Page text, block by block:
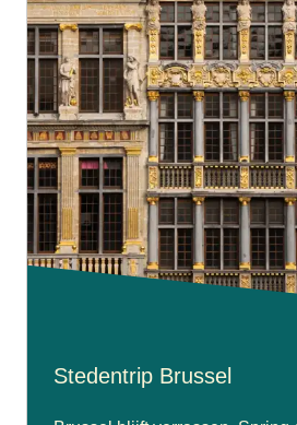
Stedentrip Brussel